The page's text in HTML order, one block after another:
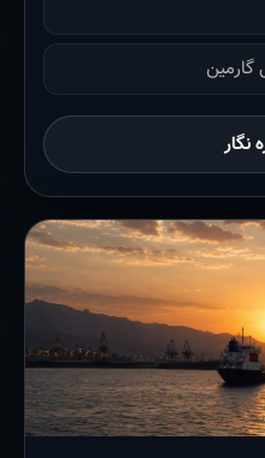
نگار